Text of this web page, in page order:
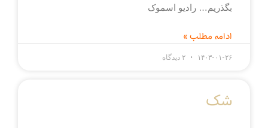
بگذریم… رادیو اسموک
ادامه مطلب »
۱۴۰۳-۰۱-۲۶
شک